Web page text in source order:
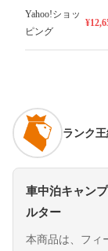
Yahoo!ショッ
ピング
ランク
車中泊キャン
ルター
本商品は、フィ